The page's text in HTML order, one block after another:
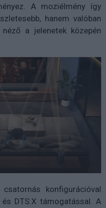
A moziélmény így
hanem valóban
a jelenetek közepén
konfigurációval
DTS:X támogatással. A